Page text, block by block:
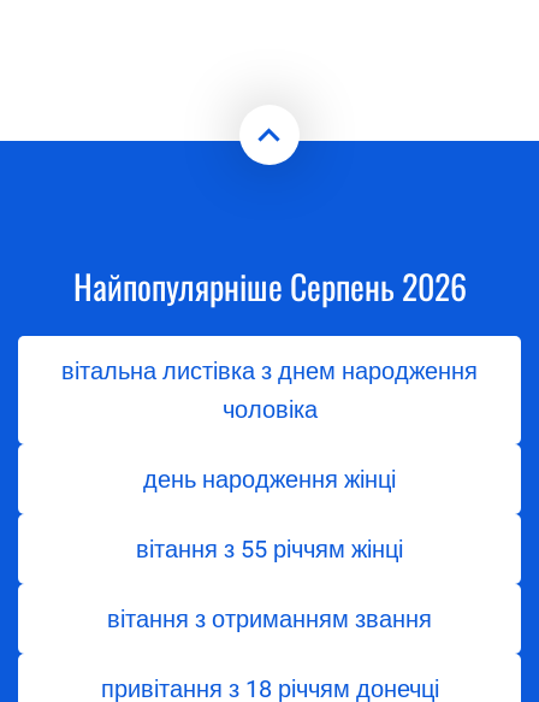
Найпопулярніше Серпень 2026
вітальна листівка з днем народження
чоловіка
день народження жінці
вітання з 55 річчям жінці
вітання з отриманням звання
привітання з 18 річчям донечці